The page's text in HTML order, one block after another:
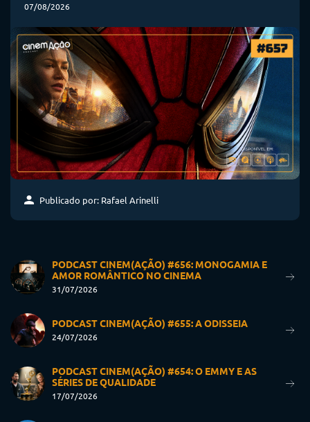
07/08/2026
Publicado por: Rafael Arinelli
PODCAST CINEM(AÇÃO) #656: MONOGAMIA E
AMOR ROMÂNTICO NO CINEMA
31/07/2026
PODCAST CINEM(AÇÃO) #655: A ODISSEIA
24/07/2026
PODCAST CINEM(AÇÃO) #654: O EMMY E AS
SÉRIES DE QUALIDADE
17/07/2026